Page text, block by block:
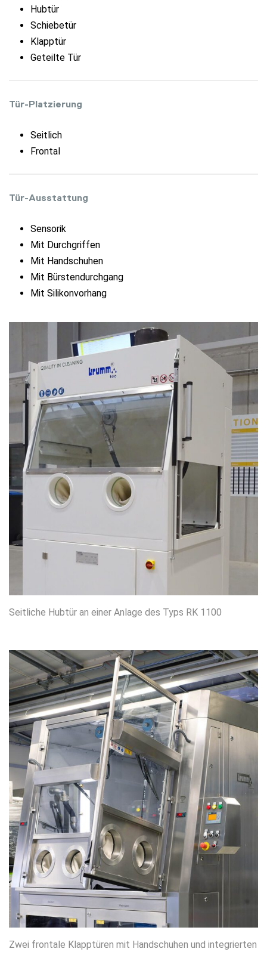
Hubtür
Schiebetür
Klapptür
Geteilte Tür
Tür-Platzierung
Seitlich
Frontal
Tür-Ausstattung
Sensorik
Mit Durchgriffen
Mit Handschuhen
Mit Bürstendurchgang
Mit Silikonvorhang
Seitliche Hubtür an einer Anlage des Typs RK 1100
Zwei frontale Klapptüren mit Handschuhen und integrierten